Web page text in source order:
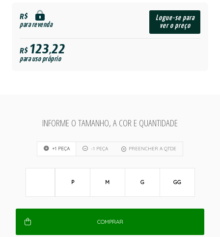
R$
para revenda
Logue-se para
ver o preço
R$123,22
para uso próprio
INFORME O TAMANHO, A COR E QUANTIDADE
+1 PEÇA -1 PEÇA PREENCHER A QTDE
P M G GG
COMPRAR